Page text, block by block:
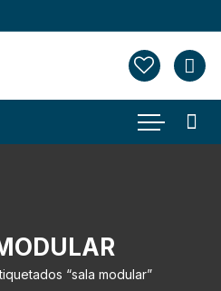
“sala modular”